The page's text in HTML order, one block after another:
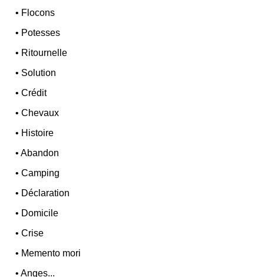
• Flocons
• Potesses
• Ritournelle
• Solution
•Crédit
•Chevaux
• Histoire
•Abandon
•Camping
• Déclaration
• Domicile
•Crise
• Memento mori
•Anges...